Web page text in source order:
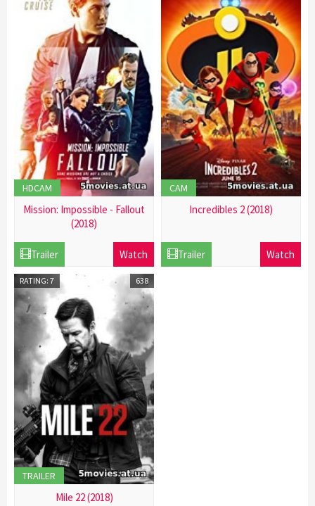
HDCAM
Mission: Impossible - Fallout
(2018)
2016
Trailer Watch
CAM
Incredibles 2 (2018)
Trailer Watch
RATING: 7 638
TRAILER
Mile 22 (2018)